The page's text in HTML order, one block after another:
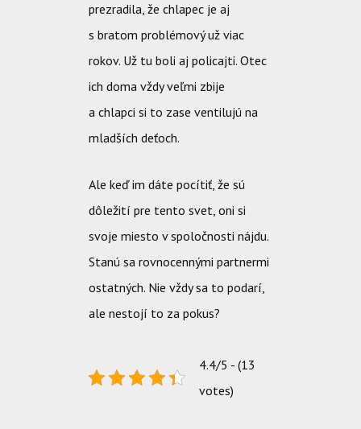
prezradila, že chlapec je aj
s bratom problémový už viac
rokov. Už tu boli aj policajti. Otec
ich doma vždy veľmi zbije
a chlapci si to zase ventilujú na
mladších deťoch.
Ale keď im dáte pocítiť, že sú
dôležití pre tento svet, oni si
svoje miesto v spoločnosti nájdu.
Stanú sa rovnocennými partnermi
ostatných. Nie vždy sa to podarí,
ale nestojí to za pokus?
4.4/5 - (13
votes)